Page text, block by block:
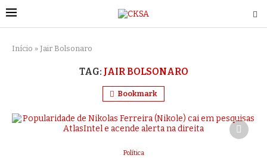
Início » Jair Bolsonaro
TAG: JAIR BOLSONARO
Bookmark
Política